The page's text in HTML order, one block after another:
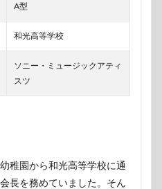
A型
和光高等学校
ソニー・ミュージックアティ
スツ
稚園から和光高等学校に通
長を務めていました。そん